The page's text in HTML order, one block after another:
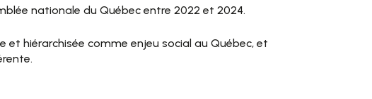
nationale du Québec entre 2022 et 2024.
hiérarchisée comme enjeu social au Québec, et